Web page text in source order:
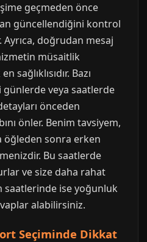
geçmeden önce
güncellendiğini kontrol
Ayrıca, doğrudan mesaj
müsaitlik
sağlıklısıdır. Bazı
günlerde veya saatlerde
önceden
önler. Benim tavsiyem,
öğleden sonra erken
Bu saatlerde
ve size daha rahat
saatlerinde ise yoğunluk
alabilirsiniz.
Seçiminde Dikkat